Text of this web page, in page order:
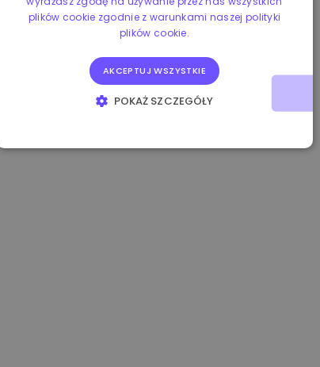
0.084060000 € +6.10% 3.3B €
plików cookie zgodnie z warunkami naszej polityki
plików cookie.
AKCEPTUJ WSZYSTKIE
POKAŻ SZCZEGÓŁY